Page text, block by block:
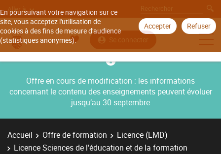
En poursuivant votre navigation sur ce
site, vous acceptez l'utilisation de
cookies à des fins de mesure d'audience
(statistiques anonymes).
Accepter Refuser
Aller à
Se connecter
Offre en cours de modification : les informations
concernant le contenu des enseignements peuvent évoluer
jusqu’au 30 septembre
Accueil Offre de formation
Licence (LMD)
Licence Sciences de l'éducation et de la formation